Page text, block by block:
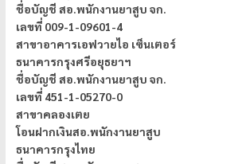
ชื่อบัญชี สอ.พนักงานยาสูบ จก.
เลขที่ 009-1-09601-4
สาขาอาคารเอฟวายไอ เซ็นเตอร์
ธนาคารกรุงศรีอยุธยาฯ
ชื่อบัญชี สอ.พนักงานยาสูบ จก.
เลขที่ 451-1-05270-0
สาขาคลองเตย
โอนฝากเงินสอ.พนักงานยาสูบ
ธนาคารกรุงไทย